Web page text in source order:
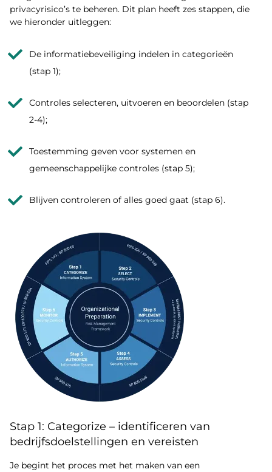
privacyrisico’s te beheren. Dit plan heeft zes stappen, die
we hieronder uitleggen:
De informatiebeveiliging indelen in categorieën
(stap 1);
Controles selecteren, uitvoeren en beoordelen (stap
2-4);
Toestemming geven voor systemen en
gemeenschappelijke controles (stap 5);
Blijven controleren of alles goed gaat (stap 6).
Stap 1: Categorize – identificeren van
bedrijfsdoelstellingen en vereisten
Je begint het proces met het maken van een